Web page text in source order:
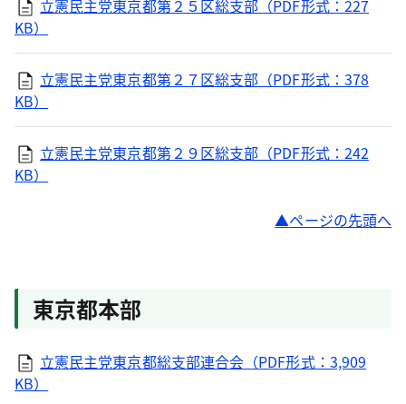
立憲民主党東京都第２５区総支部（PDF形式：227
KB）
立憲民主党東京都第２７区総支部（PDF形式：378
KB）
立憲民主党東京都第２９区総支部（PDF形式：242
KB）
ページの先頭へ
東京都本部
立憲民主党東京都総支部連合会（PDF形式：3,909
KB）